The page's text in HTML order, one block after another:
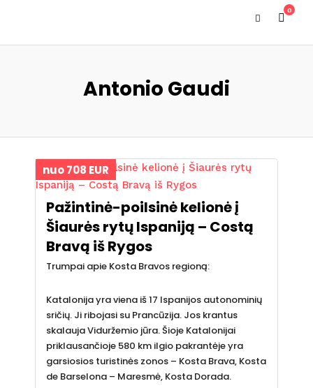
0
Antonio Gaudi
nuo 708 EUR
Pažintinė-poilsinė kelionė į
Šiaurės rytų Ispaniją – Costą
Bravą iš Rygos
Trumpai apie Kosta Bravos regioną:
Katalonija yra viena iš 17 Ispanijos autonominių
sričių. Ji ribojasi su Prancūzija. Jos krantus
skalauja Viduržemio jūra. Šioje Katalonijai
priklausančioje 580 km ilgio pakrantėje yra
garsiosios turistinės zonos – Kosta Brava, Kosta
de Barselona – Maresmė, Kosta Dorada.